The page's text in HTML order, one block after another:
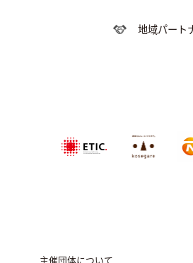
地域パート
特定非営利活動法
人エティック
NPO法人農家
のこせがれネ
ットワーク
エ
主催団体について